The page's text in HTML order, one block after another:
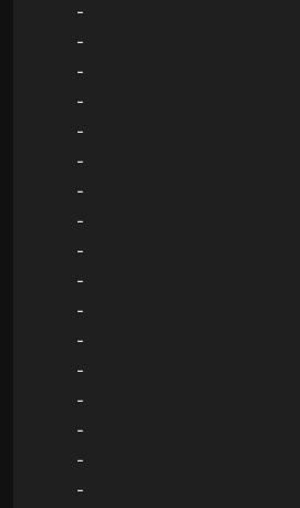
-
-
-
-
-
-
-
-
-
-
-
-
-
-
-
-
-